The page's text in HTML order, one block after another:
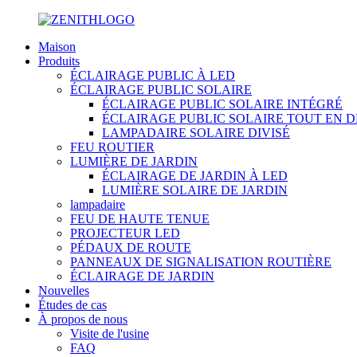
Maison
Produits
ÉCLAIRAGE PUBLIC À LED
ÉCLAIRAGE PUBLIC SOLAIRE
ÉCLAIRAGE PUBLIC SOLAIRE INTÉGRÉ
ÉCLAIRAGE PUBLIC SOLAIRE TOUT EN
LAMPADAIRE SOLAIRE DIVISÉ
FEU ROUTIER
LUMIÈRE DE JARDIN
ÉCLAIRAGE DE JARDIN À LED
LUMIÈRE SOLAIRE DE JARDIN
lampadaire
FEU DE HAUTE TENUE
PROJECTEUR LED
PÉDAUX DE ROUTE
PANNEAUX DE SIGNALISATION ROUTIÈRE
ÉCLAIRAGE DE JARDIN
Nouvelles
Études de cas
À propos de nous
Visite de l'usine
FAQ